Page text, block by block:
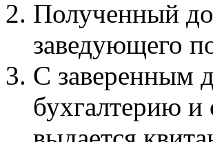
Полученный
заведующего
С заверенным
бухгалтерию и